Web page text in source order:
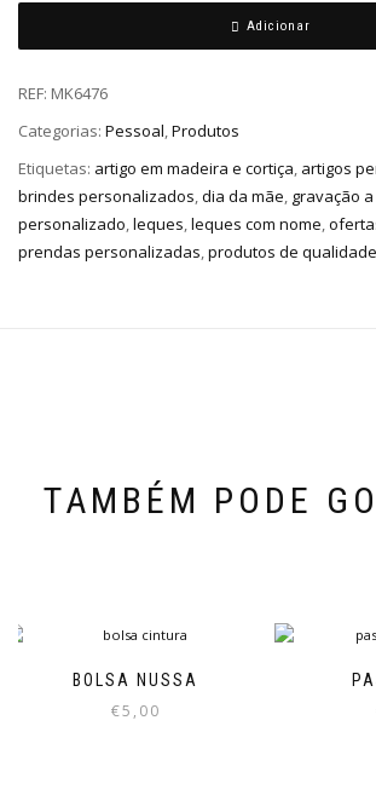
Adicionar
REF: MK6476
Categorias: Pessoal,Produtos
Etiquetas: artigo em madeira e cortiça, artigos
brindes personalizados,dia da mãe, gravação
personalizado,leques,leques com nome,
prendas personalizadas,produtos de qualidade
TAMBÉM PODE
BOLSA NUSSA
€5,00